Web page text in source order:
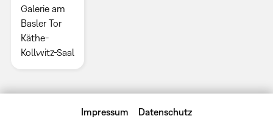
Galerie am
Basler Tor
Käthe-
Kollwitz-Saal
Impressum Datenschutz